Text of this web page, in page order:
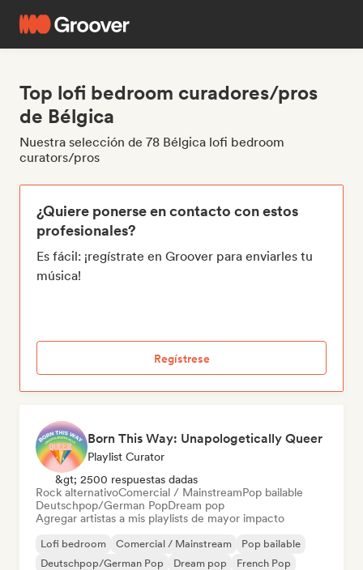
Top lofi bedroom curadores/pros
de Bélgica
Nuestra selección de 78 Bélgica lofi bedroom
curators/pros
¿Quiere ponerse en contacto con estos
profesionales?
Es fácil: ¡regístrate en Groover para enviarles tu
música!
Regístrese
Born This Way: Unapologetically Queer
Playlist Curator
&gt; 2500 respuestas dadas
Rock alternativoComercial / MainstreamPop bailable
Deutschpop/German PopDream pop
Agregar artistas a mis playlists de mayor impacto
Lofi bedroom Comercial / Mainstream
Pop bailable
Deutschpop/German Pop
Dream pop
French Pop